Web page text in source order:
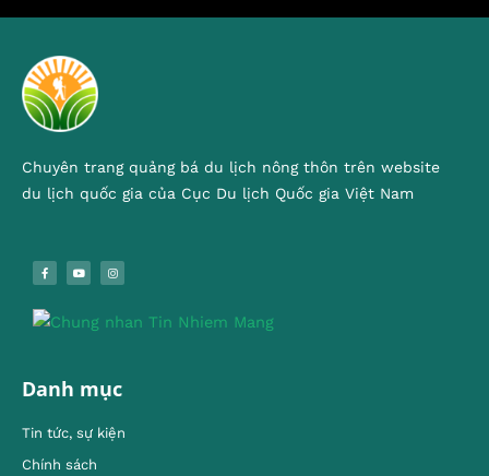
Chuyên trang quảng bá du lịch nông thôn trên website
du lịch quốc gia của Cục Du lịch Quốc gia Việt Nam
Danh mục
Tin tức, sự kiện
Chính sách